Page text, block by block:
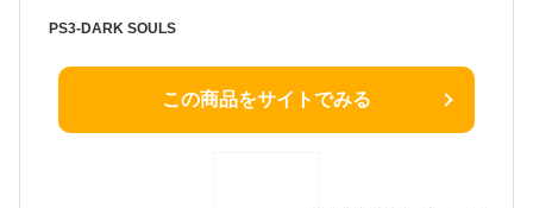
PS3-DARK SOULS
この商品をサイトでみる